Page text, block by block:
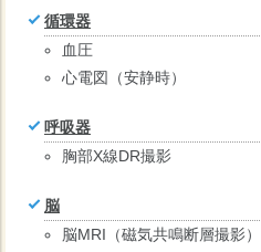
循環器
血圧
心電図（安静時）
呼吸器
胸部X線DR撮影
脳
脳MRI（磁気共鳴断層撮影）